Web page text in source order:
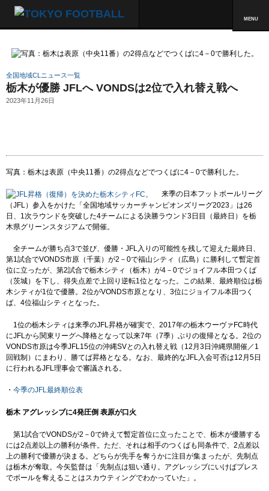
全国地域CLニュース一覧
栃木が優勝 JFLへ VONDSは2位で入れ替え戦へ
2023年11月26日
写真：栃木は表原（中央11番）の2得点などでつくばに4－0で勝利した。
来季の日本フットボールリーグ
（JFL）参入をかけた「全国地域サッカーチャンピオンズリーグ2023」は26
日、1次ラウンドを突破した4チームによる決勝ラウンド3日目（最終日）を栃
木県グリーンスタジアムで開催。
全チームが勝ち点3で並び、優勝・JFL入りの可能性を残して迎えた最終日、
第1試合でVONDS市原（千葉）が2－0で福山シティ（広島）に勝利して暫定首
位に立ったが、第2試合で栃木シティ（栃木）が4－0でジョイフル本田つくば
（茨城）を下し、得失点差で上回り逆転1位となった。この結果、最終順位は栃
木シティが1位で優勝。2位がVONDS市原となり、3位にジョイフル本田つく
ば、4位福山シティとなった。
1位の栃木シティは来季のJFL昇格が確実で、2017年の栃木ウーヴァFC時代
にJFLから関東リーグへ降格となって以来7年（7季）ぶりの復帰となる。2位の
VONDS市原は今季JFL15位の沖縄SVとの入れ替え戦（12月3日沖縄県開催／1
回戦制）にまわり、勝てば昇格となる。なお、最終的なJFL入会可否は12月5日
に行われるJFL理事会で審議される。
・ 今季のJFL最終順位表
栃木 アグレッシブに4発圧倒 表原が口火
第1試合でVONDSが2－0で終えて暫定首位に立ったことで、栃木が優勝する
には2点差以上の勝利が条件。ただ、それは相手のつくばも同条件で、2点差以
上の勝利で優勝が決まる。どちらが先手を奪うかに注目が集まったが、先制点
は栃木が奪取。今矢監督は「先制点は狙い通り。アグレッシブにいけばプレス
でボールを奪えることはスカウティングでわかっていた」。
MENU